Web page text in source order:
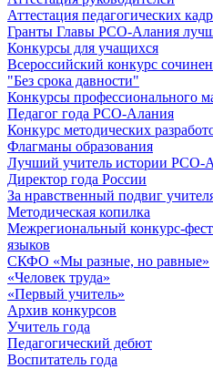
Аттестация педагогических
Гранты Главы РСО-Алания
Конкурсы для учащихся
Всероссийский конкурс
"Без срока давности"
Конкурсы профессионального
Педагог года РСО-Алания
Конкурс методических
Флагманы образования
Лучший учитель истории РСО-
Директор года России
За нравственный подвиг
Методическая копилка
Межрегиональный конкурс-
языков
СКФО «Мы разные, но равные»
«Человек труда»
«Первый учитель»
Архив конкурсов
Учитель года
Педагогический дебют
Воспитатель года